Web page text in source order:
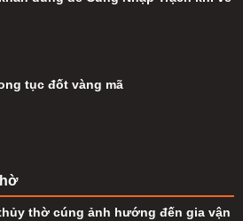
tục đốt vàng mã
thờ cúng ảnh hướng đến gia vận